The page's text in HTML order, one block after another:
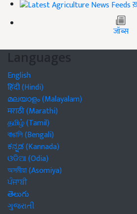
जॉब्स
Languages
English
हिंदी (Hindi)
മലയാളം (Malayalam)
मराठी (Marathi)
தமிழ் (Tamil)
বাঙালি (Bengali)
ಕನ್ನಡ (Kannada)
ଓଡିଆ (Odia)
অসমীয়া (Asomiya)
ਪੰਜਾਬੀ
తెలుగు
ગુજરાતી